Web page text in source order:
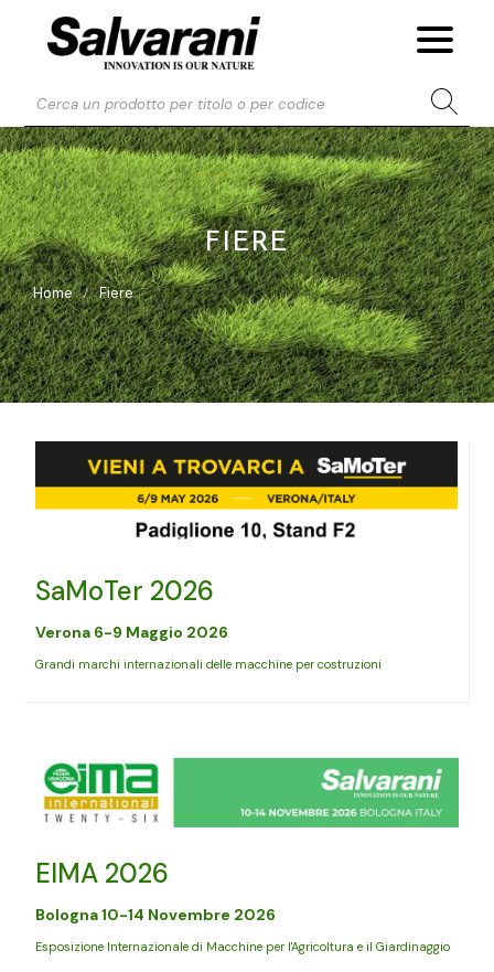
FIERE
Home Fiere
SaMoTer 2026
Verona 6-9 Maggio 2026
Grandi marchi internazionali delle macchine per costruzioni
EIMA 2026
Bologna 10-14 Novembre 2026
Esposizione Internazionale di Macchine per l'Agricoltura e il Giardinaggio